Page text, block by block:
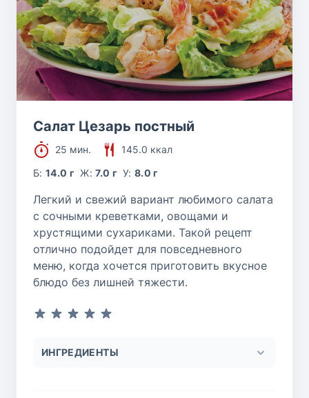
Салат Цезарь постный
25 мин.
145.0 ккал
Б:14.0 г Ж:7.0 г У:8.0 г
Легкий и свежий вариант любимого салата
с сочными креветками, овощами и
хрустящими сухариками. Такой рецепт
отлично подойдет для повседневного
меню, когда хочется приготовить вкусное
блюдо без лишней тяжести.
ИНГРЕДИЕНТЫ